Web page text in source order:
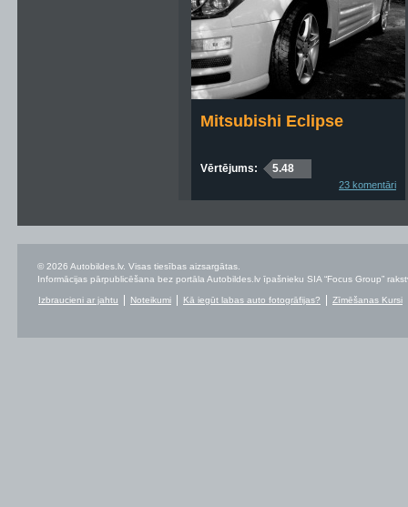
Mitsubishi Eclipse
Vērtējums: 5.48
23 komentāri
© 2026 Autobildes.lv. Visas tiesības aizsargātas.
Informācijas pārpublicēšana bez portāla Autobildes.lv īpašnieku SIA “Focus Group”
Izbraucieni ar jahtu Noteikumi Kā iegūt labas auto fotogrāfijas? Zīmēšanas Kursi